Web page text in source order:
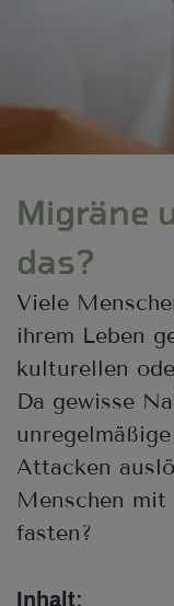
Migräne
das?
Viele
ihrem Leben
kulturellen
Da gewisse
Attacken
Menschen
fasten?
Inhalt: